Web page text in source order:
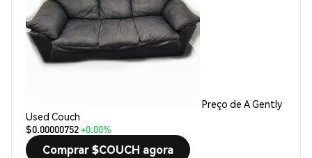
Preço de A Gently
Used Couch
$0.00000752+0.00%
Comprar $COUCH agora